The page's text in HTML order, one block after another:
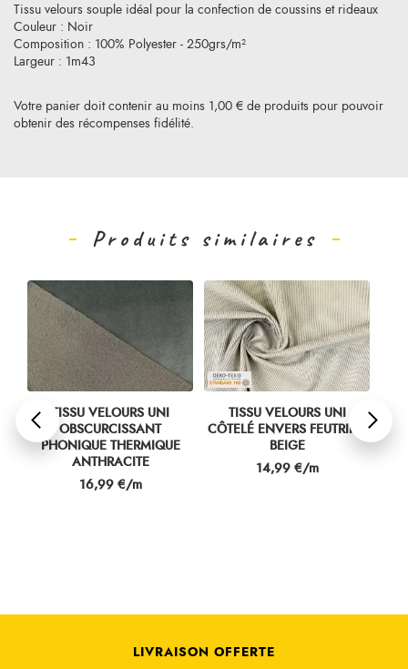
Votre panier doit contenir au moins 1,00 € de produits pour pouvoir
obtenir des récompenses fidélité.
Tissu velours souple idéal pour la confection de coussins et rideaux
Couleur : Noir
Composition : 100% Polyester - 250grs/m²
Largeur : 1m43
Produits similaires
TISSU VELOURS UNI
OBSCURCISSANT
PHONIQUE THERMIQUE
ANTHRACITE
Prix
16,99 €/m
TISSU VELOURS UNI
CÔTELÉ ENVERS FEUTRINE
BEIGE
Prix
14,99 €/m
LIVRAISON OFFERTE